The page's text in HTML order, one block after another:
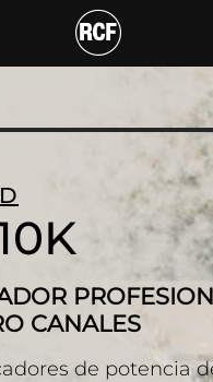
CANALES
de potencia